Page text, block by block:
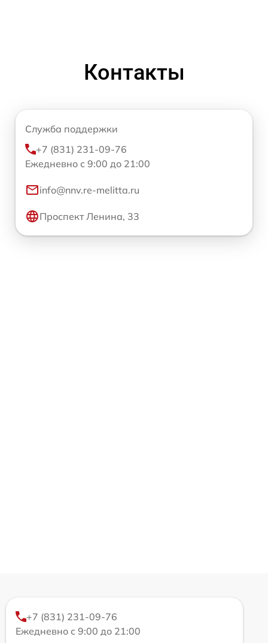
Контакты
Служба поддержки
+7 (831) 231-09-76
Ежедневно с 9:00 до 21:00
info@nnv.re-melitta.ru
Проспект Ленина, 33
+7 (831) 231-09-76
Ежедневно с 9:00 до 21:00